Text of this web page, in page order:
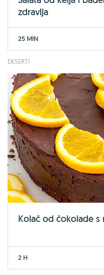
zdravlja
25 MIN
DESERTI
Kolač od čokolade s
2 H